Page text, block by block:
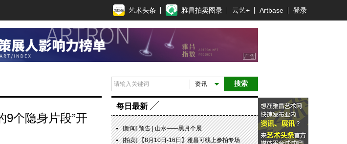
艺术头条 雅昌拍卖图录 云艺+ Artbase 登录
9个隐身片段”开
搜索
资讯
每日最新
[新闻]预告 | 山水——黑月个展
[拍卖]【8月10日-16日】雅昌可线上参拍专场